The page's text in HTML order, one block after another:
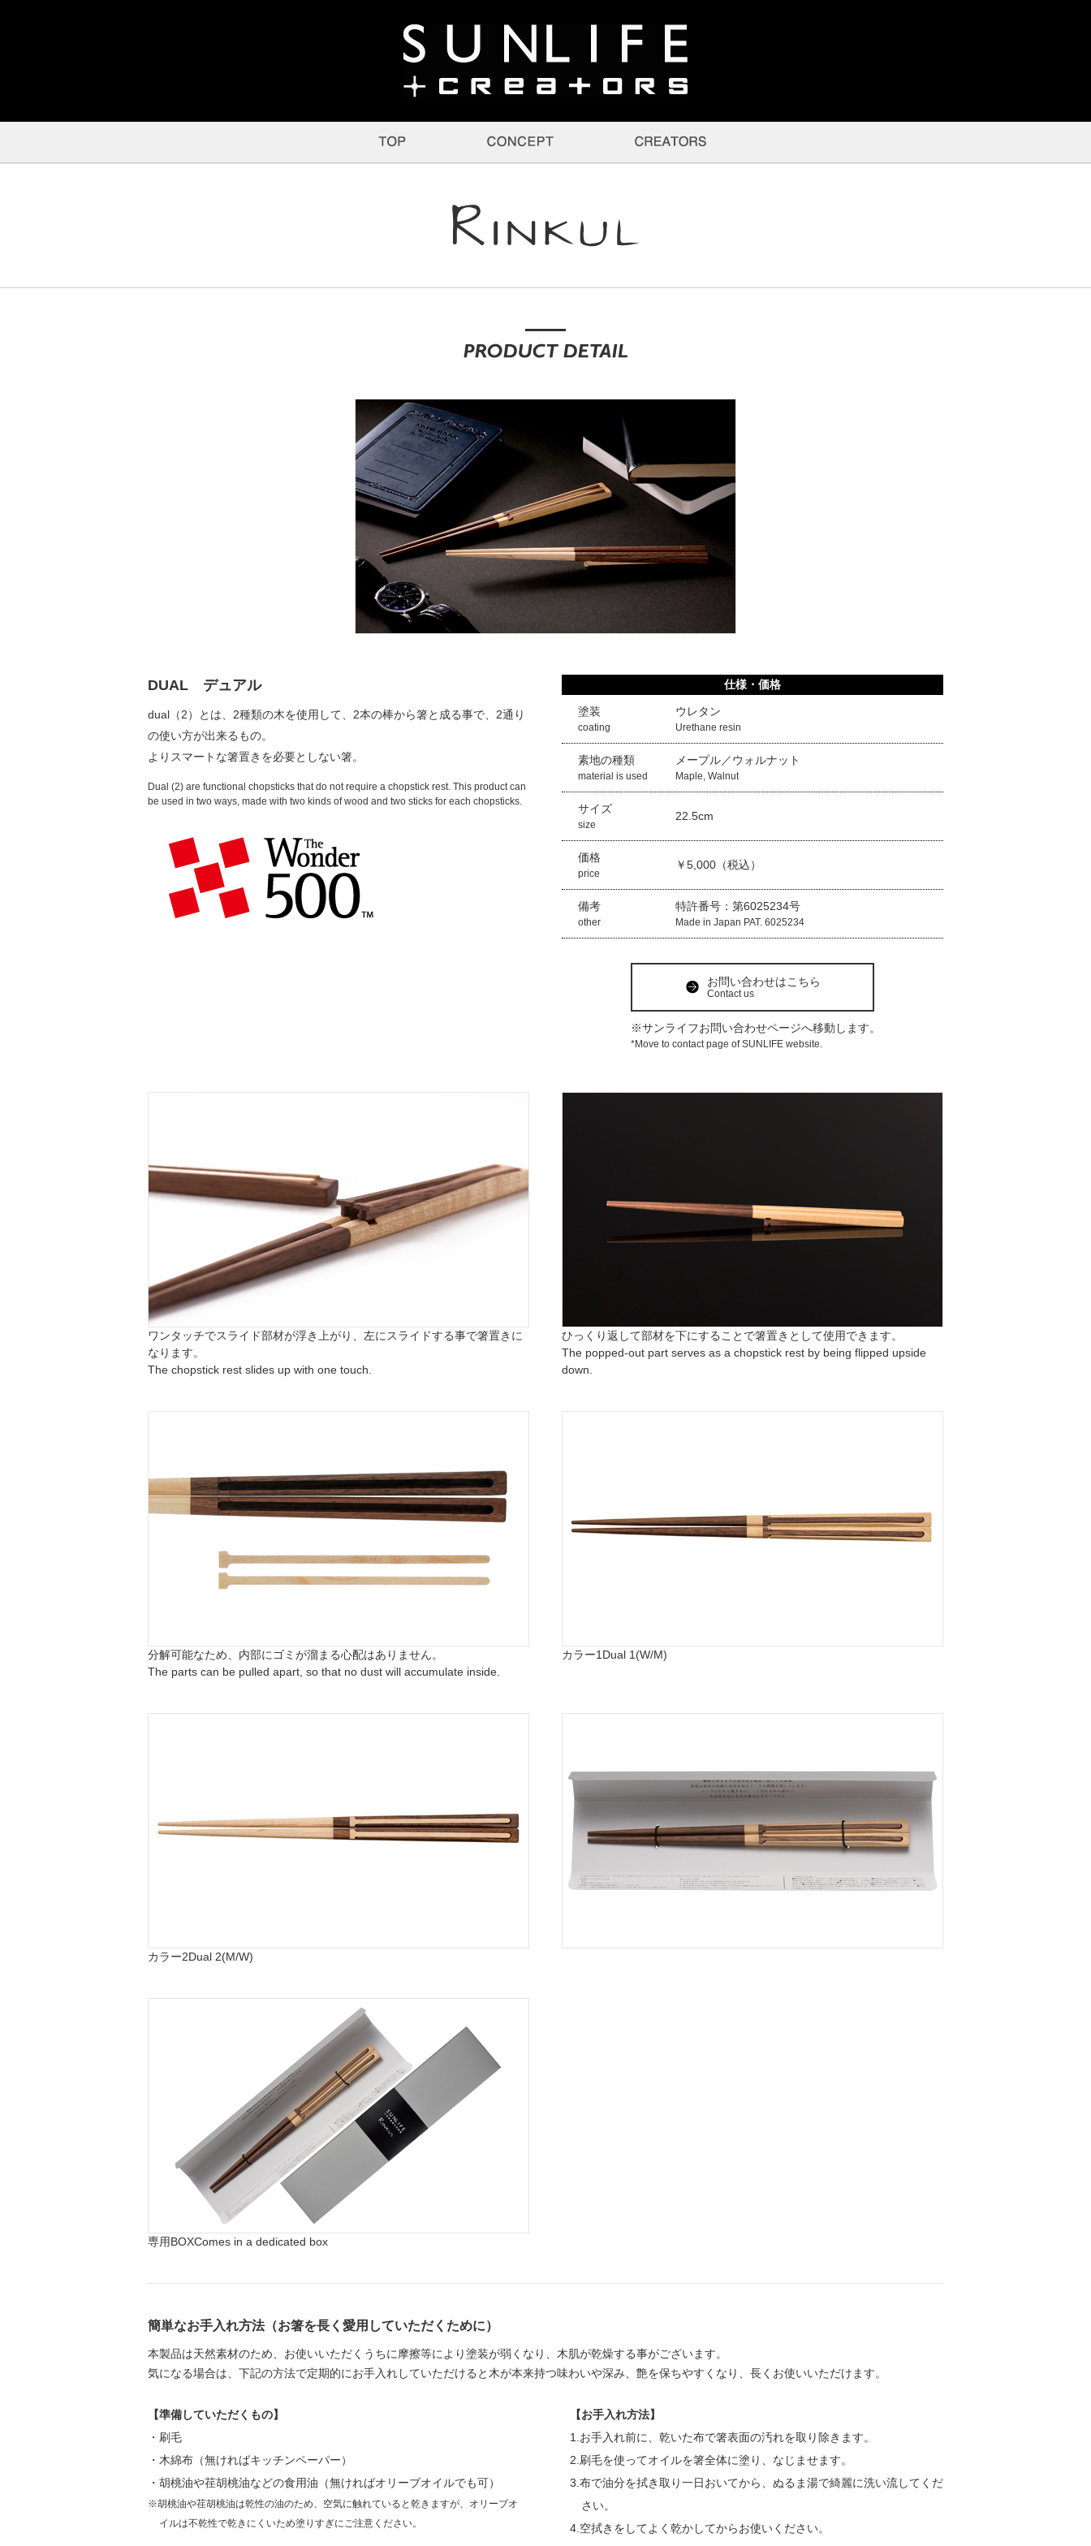
DUAL デュアル
dual（2）とは、2種類の木を使用して、2本の棒から箸と成る事で、2通り
の使い方が出来るもの。
よりスマートな箸置きを必要としない箸。
Dual (2) are functional chopsticks that do not require a chopstick rest. This product can
be used in two ways, made with two kinds of wood and two sticks for each chopsticks.
仕様・価格
塗装
coating
ウレタン
Urethane resin
素地の種類
material is used
メープル／ウォルナット
Maple, Walnut
サイズ
size
22.5cm
価格
price
￥5,000（税込）
備考
other
特許番号：第6025234号
Made in Japan PAT. 6025234
お問い合わせはこちら
Contact us
※サンライフお問い合わせページへ移動します。
*Move to contact page of SUNLIFE website.
ワンタッチでスライド部材が浮き上がり、左にスライドする事で箸置きに
なります。
The chopstick rest slides up with one touch.
ひっくり返して部材を下にすることで箸置きとして使用できます。
The popped-out part serves as a chopstick rest by being flipped upside
down.
分解可能なため、内部にゴミが溜まる心配はありません。
The parts can be pulled apart, so that no dust will accumulate inside.
カラー1 Dual 1(W/M)
カラー2Dual 2(M/W)
専用BOXComes in a dedicated box
簡単なお手入れ方法（お箸を長く愛用していただくために）
本製品は天然素材のため、お使いいただくうちに摩擦等により塗装が弱くなり、木肌が乾燥する事がございます。
気になる場合は、下記の方法で定期的にお手入れしていただけると木が本来持つ味わいや深み、艶を保ちやすくなり、長くお使いいただけます。
【準備していただくもの】
・刷毛
・木綿布（無ければキッチンペーパー）
・胡桃油や荏胡桃油などの食用油（無ければオリーブオイルでも可）
※胡桃油や荏胡桃油は乾性の油のため、空気に触れていると乾きますが、オリーブオ
イルは不乾性で乾きにくいため塗りすぎにご注意ください。
【お手入れ方法】
1.お手入れ前に、乾いた布で箸表面の汚れを取り除きます。
2.刷毛を使ってオイルを箸全体に塗り、なじませます。
3.布で油分を拭き取り一日おいてから、ぬるま湯で綺麗に洗い流してくだ
さい。
4.空拭きをしてよく乾かしてからお使いください。